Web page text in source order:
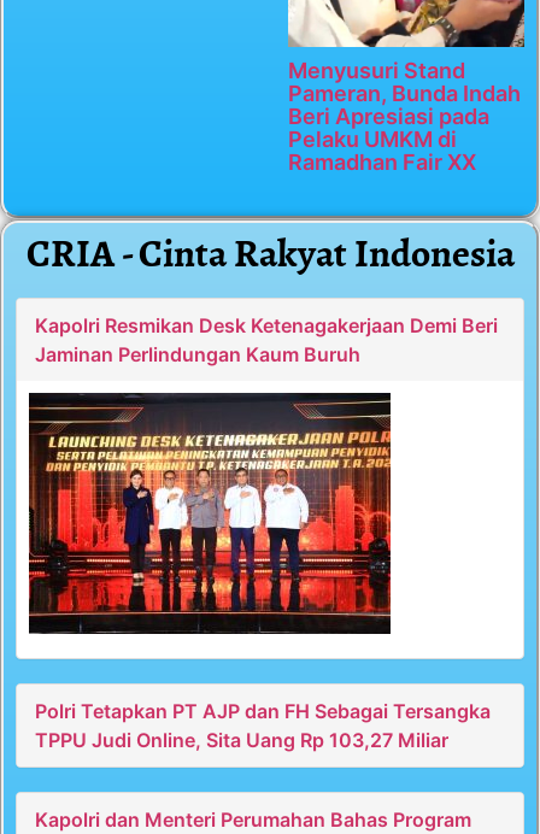
Menyusuri Stand
Pameran, Bunda Indah
Beri Apresiasi pada
Pelaku UMKM di
Ramadhan Fair XX
CRIA - Cinta Rakyat Indonesia
Kapolri Resmikan Desk Ketenagakerjaan Demi Beri
Jaminan Perlindungan Kaum Buruh
Polri Tetapkan PT AJP dan FH Sebagai Tersangka
TPPU Judi Online, Sita Uang Rp 103,27 Miliar
Kapolri dan Menteri Perumahan Bahas Program